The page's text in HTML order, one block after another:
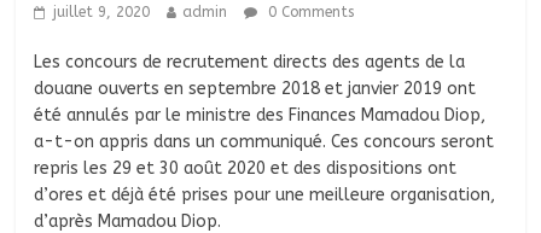
juillet 9, 2020 admin 0 Comments
Les concours de recrutement directs des agents de la
douane ouverts en septembre 2018 et janvier 2019 ont
été annulés par le ministre des Finances Mamadou Diop,
a-t-on appris dans un communiqué. Ces concours seront
repris les 29 et 30 août 2020 et des dispositions ont
d’ores et déjà été prises pour une meilleure organisation,
d’après Mamadou Diop.